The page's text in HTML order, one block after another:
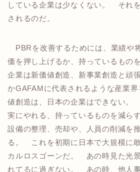
している企業は少なくない。 それ
されるのだ。
PBRを改善するためには、業績や
価を押し上げるか、持っているもの
企業は新価値創造、新事業創造と頑
かGAFAMに代表されるような産業
値創造は、日本の企業はできない。
実にやれる、持っているものを減ら
設備の整理、売却や、人員の削減を
る。 これを初期に日本で大規模に
カルロスゴーンだ。 あの時見た光
れてるに過ぎない。 あの時、他人